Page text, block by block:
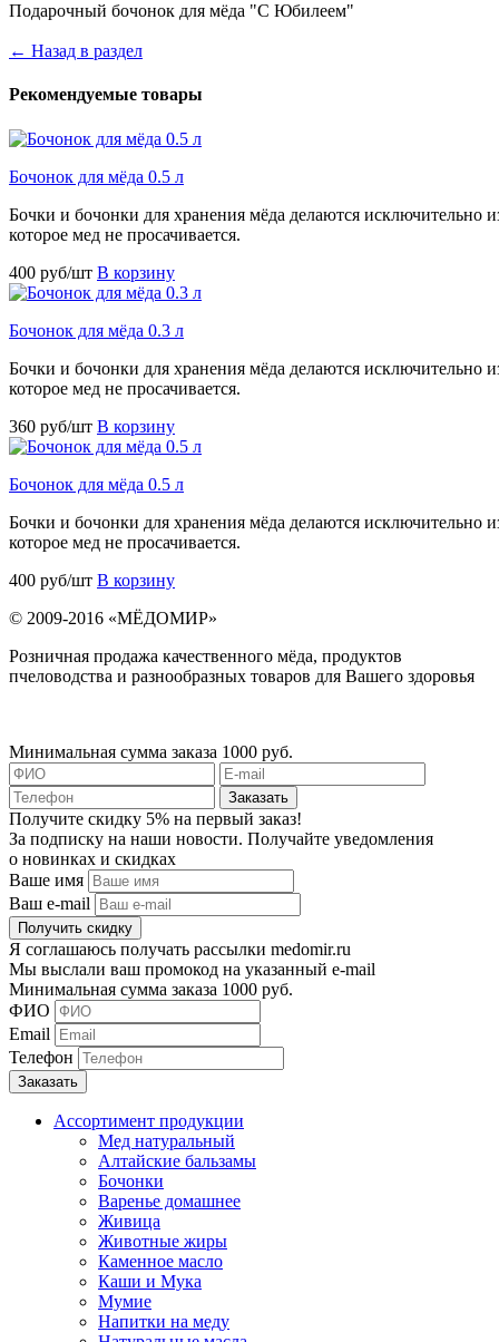
Подарочный бочонок для мёда "С Юбилеем"
← Назад в раздел
Рекомендуемые товары
Бочонок для мёда 0.5 л
Бочки и бочонки для хранения мёда делаются исключительно
которое мед не просачивается.
400 руб/шт В корзину
Бочонок для мёда 0.3 л
Бочки и бочонки для хранения мёда делаются исключительно
которое мед не просачивается.
360 руб/шт В корзину
Бочонок для мёда 0.5 л
Бочки и бочонки для хранения мёда делаются исключительно
которое мед не просачивается.
400 руб/шт В корзину
© 2009-2016 «МЁДОМИР»
Розничная продажа качественного мёда, продуктов
пчеловодства и разнообразных товаров для Вашего здоровья
Минимальная сумма заказа 1000 руб.
Получите скидку 5% на первый заказ!
За подписку на наши новости. Получайте уведомления
о новинках и скидках
Ваше имя
Ваш e-mail
Я соглашаюсь получать рассылки medomir.ru
Мы выслали ваш промокод на указанный e-mail
Минимальная сумма заказа 1000 руб.
ФИО
Email
Телефон
Ассортимент продукции
Мед натуральный
Алтайские бальзамы
Бочонки
Варенье домашнее
Живица
Животные жиры
Каменное масло
Каши и Мука
Мумие
Напитки на меду